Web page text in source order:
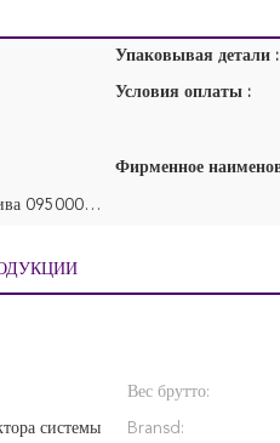
Упаковывая детали :
Условия оплаты :
Инжектор дизельного топлива 095000-8340
Вес брутто:
системы Bransd: